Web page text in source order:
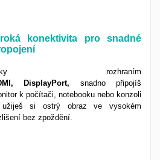
konektivita pro snadné
rozhraním
DisplayPort, snadno připojíš
k počítači, notebooku nebo konzoli
si ostrý obraz ve vysokém
bez zpoždění.